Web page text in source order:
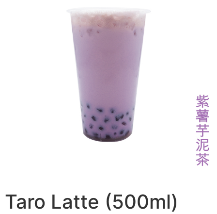
Taro Latte (500ml)